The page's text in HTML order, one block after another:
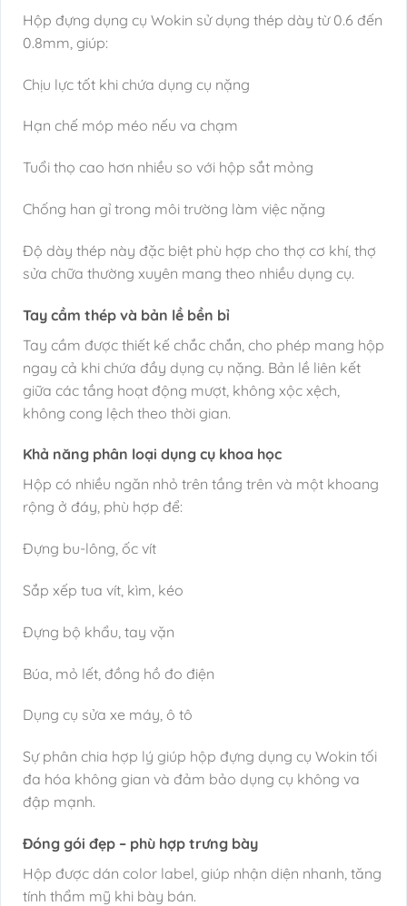
Hộp đựng dụng cụ Wokin sử dụng thép dày từ 0.6 đến
0.8mm, giúp:
Chịu lực tốt khi chứa dụng cụ nặng
Hạn chế móp méo nếu va chạm
Tuổi thọ cao hơn nhiều so với hộp sắt mỏng
Chống han gỉ trong môi trường làm việc nặng
Độ dày thép này đặc biệt phù hợp cho thợ cơ khí, thợ
sửa chữa thường xuyên mang theo nhiều dụng cụ.
Tay cầm thép và bản lề bền bỉ
Tay cầm được thiết kế chắc chắn, cho phép mang hộp
ngay cả khi chứa đầy dụng cụ nặng. Bản lề liên kết
giữa các tầng hoạt động mượt, không xộc xệch,
không cong lệch theo thời gian.
Khả năng phân loại dụng cụ khoa học
Hộp có nhiều ngăn nhỏ trên tầng trên và một khoang
rộng ở đáy, phù hợp để:
Đựng bu-lông, ốc vít
Sắp xếp tua vít, kìm, kéo
Đựng bộ khẩu, tay vặn
Búa, mỏ lết, đồng hồ đo điện
Dụng cụ sửa xe máy, ô tô
Sự phân chia hợp lý giúp hộp đựng dụng cụ Wokin tối
đa hóa không gian và đảm bảo dụng cụ không va
đập mạnh.
Đóng gói đẹp – phù hợp trưng bày
Hộp được dán color label, giúp nhận diện nhanh, tăng
tính thẩm mỹ khi bày bán.